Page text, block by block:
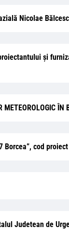
Nicolae
și
Borcea”, cod
Judetean de